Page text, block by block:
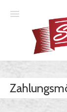
Essener